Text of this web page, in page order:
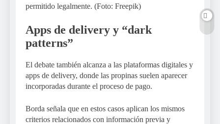
permitido legalmente. (Foto: Freepik)
Apps de delivery y “dark
patterns”
El debate también alcanza a las plataformas digitales y
apps de delivery, donde las propinas suelen aparecer
incorporadas durante el proceso de pago.
Borda señala que en estos casos aplican los mismos
criterios relacionados con información previa y